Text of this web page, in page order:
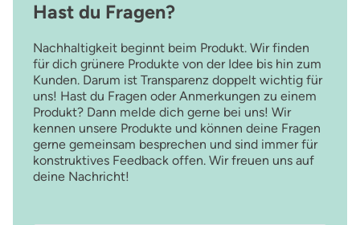
Hast du Fragen?
Nachhaltigkeit beginnt beim Produkt. Wir finden
für dich grünere Produkte von der Idee bis hin zum
Kunden. Darum ist Transparenz doppelt wichtig für
uns! Hast du Fragen oder Anmerkungen zu einem
Produkt? Dann melde dich gerne bei uns! Wir
kennen unsere Produkte und können deine Fragen
gerne gemeinsam besprechen und sind immer für
konstruktives Feedback offen. Wir freuen uns auf
deine Nachricht!